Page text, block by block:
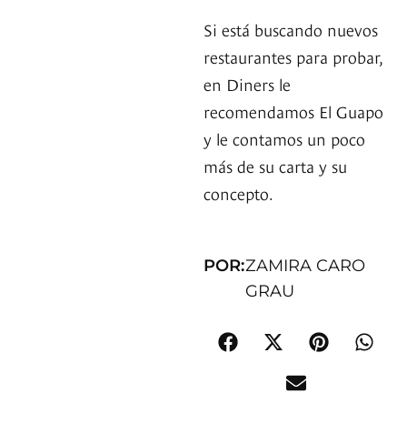
Si está buscando nuevos
restaurantes para probar,
en Diners le
recomendamos El Guapo
y le contamos un poco
más de su carta y su
concepto.
POR:ZAMIRA CARO
GRAU